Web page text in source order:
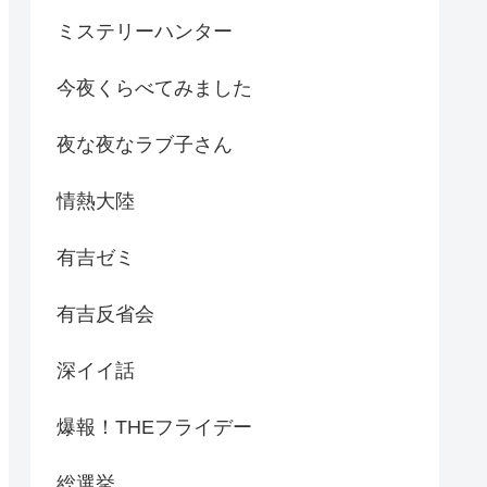
ミステリーハンター
今夜くらべてみました
夜な夜なラブ子さん
情熱大陸
有吉ゼミ
有吉反省会
深イイ話
爆報！THEフライデー